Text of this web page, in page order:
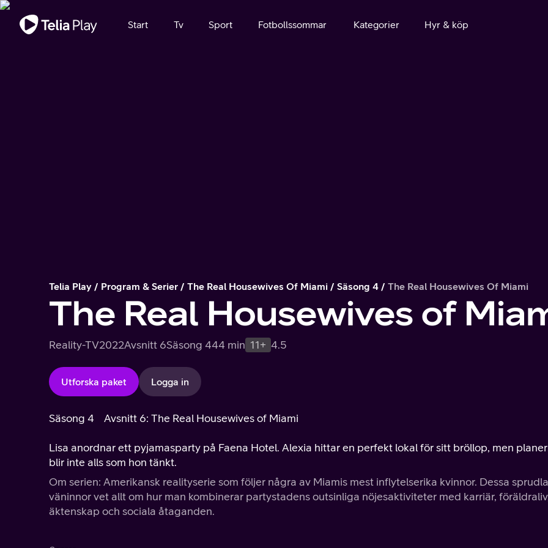
Viktigt meddelande
Start Tv Sport Fotbollssommar Kategorier Hyr & köp
Telia Play Program & Serier The Real Housewives Of Miami Säsong 4 The Real Housewives Of Miami
The Real Housewives of
Reality-TV2022Avsnitt 6Säsong 444 min 11+ 4.5
Utforska paket Logga in
Säsong 4 Avsnitt 6: The Real Housewives of Miami
Lisa anordnar ett pyjamasparty på Faena Hotel. Alexia hittar en perfekt lokal för sitt bröllop, men
blir inte alls som hon tänkt.
Om serien: Amerikansk realityserie som följer några av Miamis mest inflytelserika kvinnor. Dessa
väninnor vet allt om hur man kombinerar partystadens outsinliga nöjesaktiviteter med karriär,
äktenskap och sociala åtaganden.